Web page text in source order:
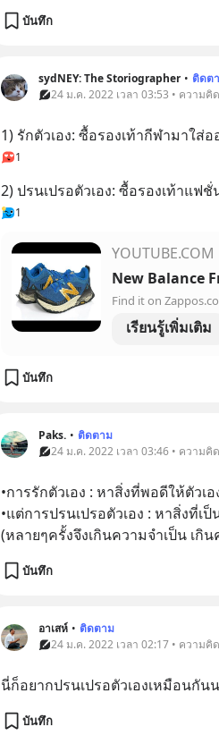
บันทึก
sydNEY: The Storiographer • ติดต
24 ม.ค. 2022 เวลา 03:53 • ความคิ
1) รักตัวเอง: ซื้อรองเท้ากีฬามาใส่
1
2) ปรนเปรอตัวเอง: ซื้อรองเท้าแฟ
1
YOUTUBE.COM
เรียนรู้เพิ่มเติม
บันทึก
Paks. • ติดตาม
24 ม.ค. 2022 เวลา 03:46 • ความคิ
•การรักตัวเอง : หาสิ่งที่พอดีให้ตัวเอ
•แต่การปรนเปรอตัวเอง : หาสิ่งที่เ
(หลายๆครั้งจึงเกินความจำเป็น เกิ
บันทึก
อาเสห์ • ติดตาม
24 ม.ค. 2022 เวลา 02:17 • ความคิ
นี่ก็อยากปรนเปรอตัวเองเหมือนกั
บันทึก